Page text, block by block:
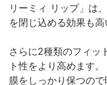
リーミィ リップ」は
を閉じ込める効果も高
さらに2種類のフィッ
ト性をより高めます。
膜をしっかり保つの